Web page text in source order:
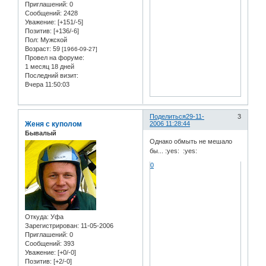
Приглашений: 0
Сообщений: 2428
Уважение: [+151/-5]
Позитив: [+136/-6]
Пол: Мужской
Возраст: 59 [1966-09-27]
Провел на форуме:
1 месяц 18 дней
Последний визит:
Вчера 11:50:03
Поделиться 3
29-11-
2006 11:28:44
Женя с куполом
Бывалый
Откуда: Уфа
Зарегистрирован: 11-05-2006
Приглашений: 0
Сообщений: 393
Уважение: [+0/-0]
Позитив: [+2/-0]
Однако обмыть не мешало
бы... :yes: :yes:
0